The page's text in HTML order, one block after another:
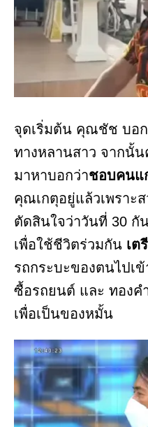
จุดเริ่มต้น คุณชัช บอ
ทางหลานสาว จากนั้
มาหาบอกว่าชอบคนแ
คุณเกตุอยู่แล้วเพราะ
ตัดสินใจว่าวันที่ 30 กั
เพื่อใช้ชีวิตร่วมกัน เต
รถกระบะของตนไปเ
ซื้อรถยนต์ และ ทองค
เพื่อเป็นของหมั้น